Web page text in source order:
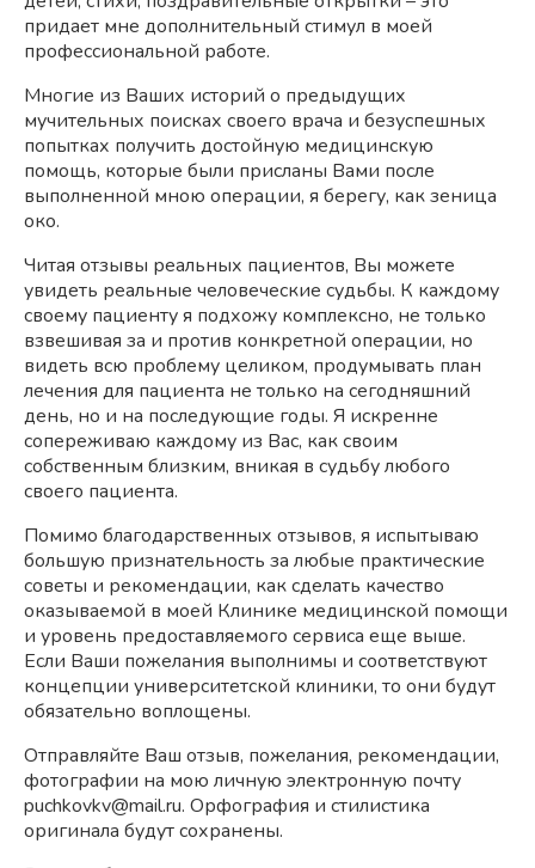
придает мне дополнительный стимул в моей
профессиональной работе.
Многие из Ваших историй о предыдущих
мучительных поисках своего врача и безуспешных
попытках получить достойную медицинскую
помощь, которые были присланы Вами после
выполненной мною операции, я берегу, как зеница
око.
Читая отзывы реальных пациентов, Вы можете
увидеть реальные человеческие судьбы. К каждому
своему пациенту я подхожу комплексно, не только
взвешивая за и против конкретной операции, но
видеть всю проблему целиком, продумывать план
лечения для пациента не только на сегодняшний
день, но и на последующие годы. Я искренне
сопереживаю каждому из Вас, как своим
собственным близким, вникая в судьбу любого
своего пациента.
Помимо благодарственных отзывов, я испытываю
большую признательность за любые практические
советы и рекомендации, как сделать качество
оказываемой в моей Клинике медицинской помощи
и уровень предоставляемого сервиса еще выше.
Если Ваши пожелания выполнимы и соответствуют
концепции университетской клиники, то они будут
обязательно воплощены.
Отправляйте Ваш отзыв, пожелания, рекомендации,
фотографии на мою личную электронную почту
puchkovkv@mail.ru. Орфография и стилистика
оригинала будут сохранены.